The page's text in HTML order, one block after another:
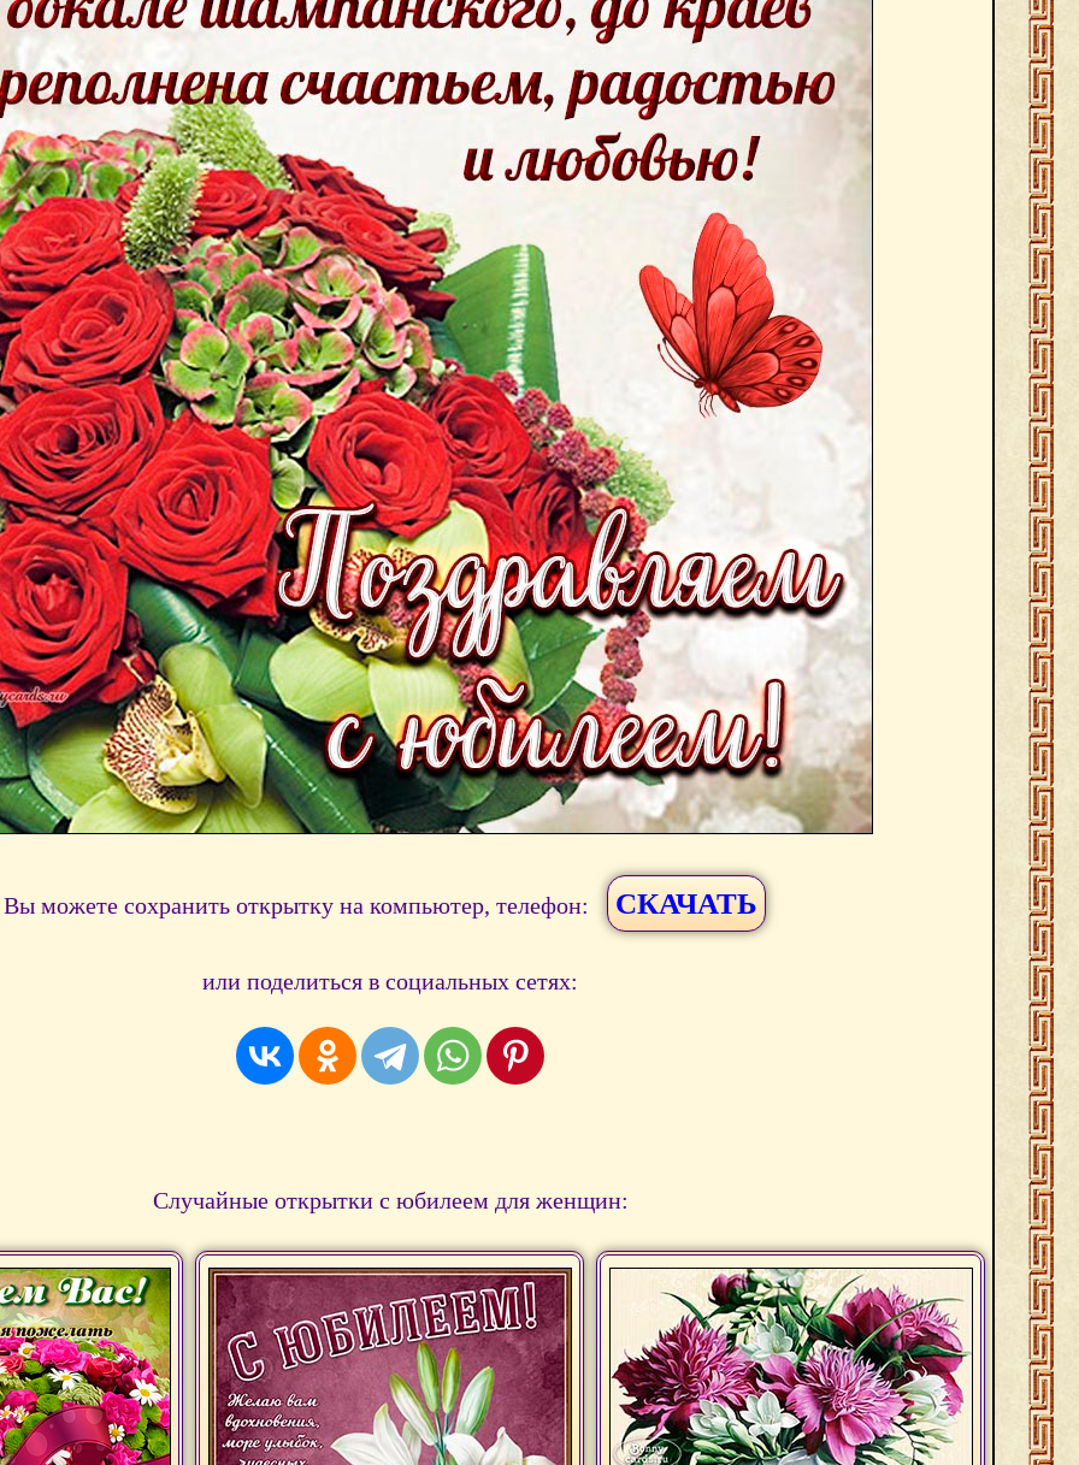
Вы можете сохранить открытку на компьютер, телефон: СКАЧАТЬ
или поделиться в социальных сетях:
Случайные открытки с юбилеем для женщин: